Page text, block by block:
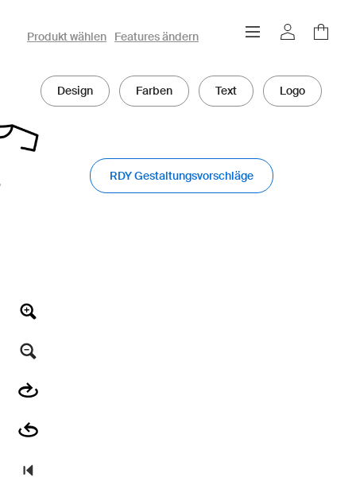
owayo 3D-Konfigurator
Produkt wählen Features ändern
Design Farben Text Logo
RDY Gestaltungsvorschläge